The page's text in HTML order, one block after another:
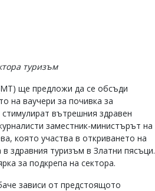
туризъм
ще предложи да се обсъди
на ваучери за почивка за
вътрешния здравен
заместник-министърът на
която участва в откриването на
здравния туризъм в Златни пясъци.
за подкрепа на сектора.
зависи от предстоящото